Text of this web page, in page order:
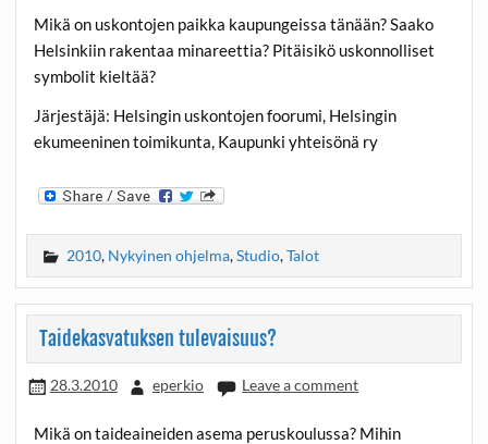
Mikä on uskontojen paikka kaupungeissa tänään? Saako
Helsinkiin rakentaa minareettia? Pitäisikö uskonnolliset
symbolit kieltää?
Järjestäjä: Helsingin uskontojen foorumi, Helsingin
ekumeeninen toimikunta, Kaupunki yhteisönä ry
2010, Nykyinen ohjelma,Studio,Talot
Taidekasvatuksen tulevaisuus?
28.3.2010 eperkio Leave a comment
Mikä on taideaineiden asema peruskoulussa? Mihin